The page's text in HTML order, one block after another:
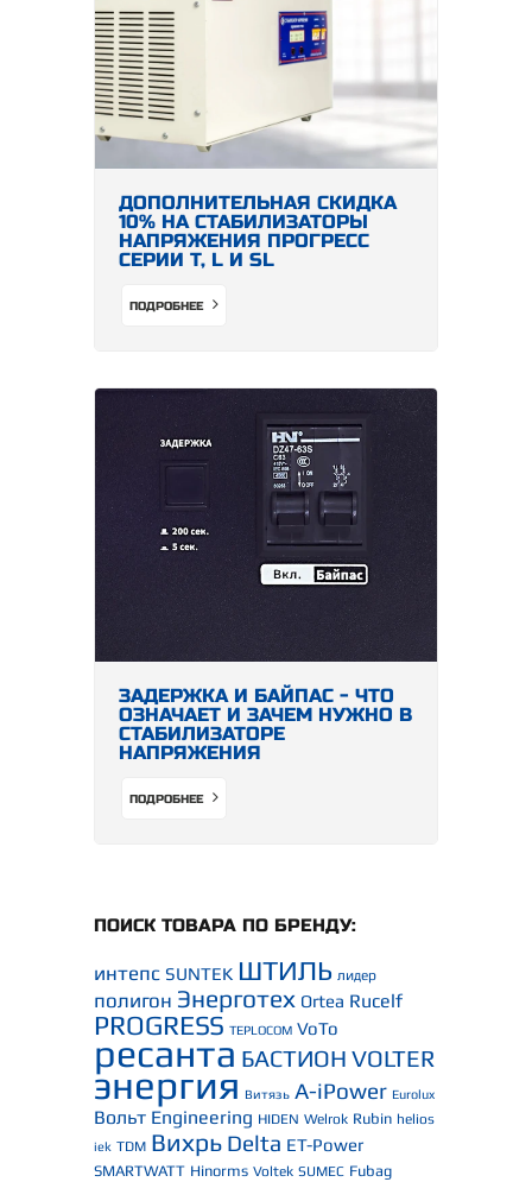
ДОПОЛНИТЕЛЬНАЯ СКИДКА
10% НА СТАБИЛИЗАТОРЫ
НАПРЯЖЕНИЯ ПРОГРЕСС
СЕРИИ Т, L И SL
ПОДРОБНЕЕ
ЗАДЕРЖКА И БАЙПАС - ЧТО
ОЗНАЧАЕТ И ЗАЧЕМ НУЖНО В
СТАБИЛИЗАТОРЕ
НАПРЯЖЕНИЯ
ПОДРОБНЕЕ
ПОИСК ТОВАРА ПО БРЕНДУ:
интепс SUNTEK ШТИЛЬ лидер
полигон Энерготех Ortea Rucelf
PROGRESS TEPLOCOM VoTo
ресанта БАСТИОН VOLTER
энергия Витязь A-iPower Eurolux
Вольт Engineering HIDEN Welrok Rubin helios
iek TDM Вихрь Delta ET-Power
SMARTWATT Hinorms Voltek SUMEC Fubag